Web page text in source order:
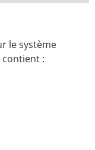
le système
: